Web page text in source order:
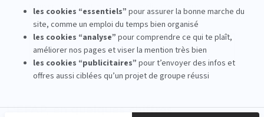
ambitions professionnelles et votre spécialisation.
JE CANDIDATE EN LIGNE
L’EFAP, en quelques chiffres